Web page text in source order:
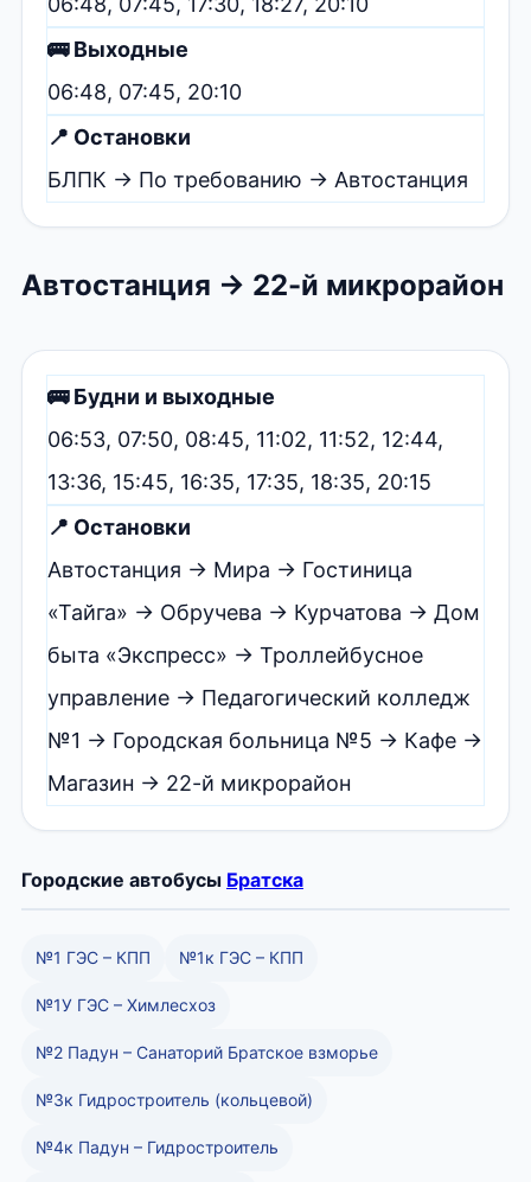
🚌 Выходные
06:48, 07:45, 20:10
📍 Остановки
БЛПК → По требованию → Автостанция
Автостанция → 22-й микрорайон
🚌 Будни и выходные
06:53, 07:50, 08:45, 11:02, 11:52, 12:44,
13:36, 15:45, 16:35, 17:35, 18:35, 20:15
📍 Остановки
Автостанция → Мира → Гостиница
«Тайга» → Обручева → Курчатова → Дом
быта «Экспресс» → Троллейбусное
управление → Педагогический колледж
№1 → Городская больница №5 → Кафе →
Магазин → 22-й микрорайон
Городские автобусы Братска
№1 ГЭС – КПП №1к ГЭС – КПП
№1У ГЭС – Химлесхоз
№2 Падун – Санаторий Братское взморье
№3к Гидростроитель (кольцевой)
№4к Падун – Гидростроитель